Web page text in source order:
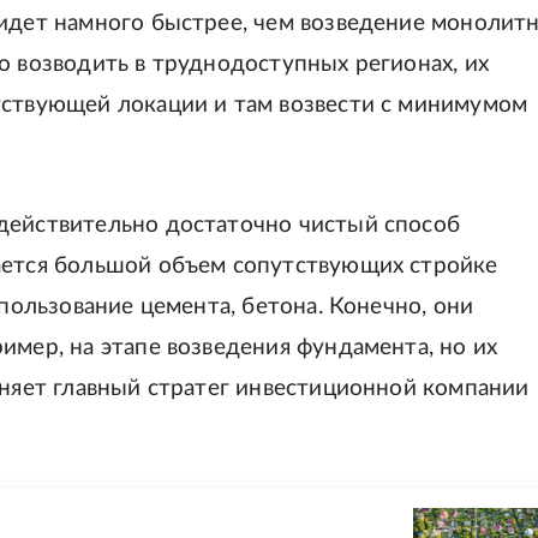
намного быстрее, чем возведение
возводить в труднодоступных регионах, их
локации и там возвести с минимумом
достаточно чистый способ
большой объем сопутствующих стройке
цемента, бетона. Конечно, они
на этапе возведения фундамента, но их
главный стратег инвестиционной компании